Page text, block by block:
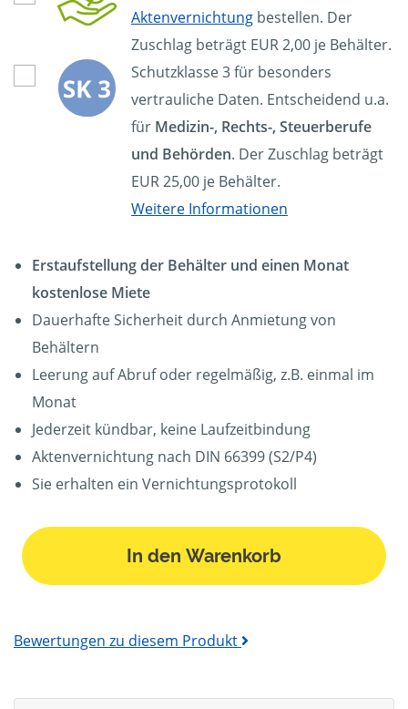
Aktenvernichtung bestellen. Der
Zuschlag beträgt EUR 2,00 je Behälter.
Schutzklasse 3 für besonders
vertrauliche Daten. Entscheidend u.a.
für Medizin-, Rechts-, Steuerberufe
und Behörden. Der Zuschlag beträgt
EUR 25,00 je Behälter.
Weitere Informationen
Erstaufstellung der Behälter und einen Monat
kostenlose Miete
Dauerhafte Sicherheit durch Anmietung von
Behältern
Leerung auf Abruf oder regelmäßig, z.B. einmal im
Monat
Jederzeit kündbar, keine Laufzeitbindung
Aktenvernichtung nach DIN 66399 (S2/P4)
Sie erhalten ein Vernichtungsprotokoll
In den Warenkorb
Bewertungen zu diesem Produkt